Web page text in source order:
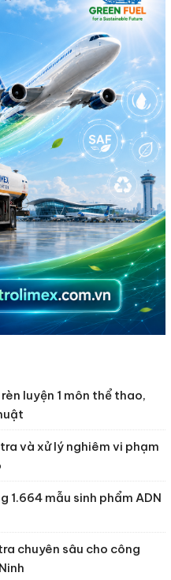
luyện 1 môn thể thao,
và xử lý nghiêm vi phạm
1.664 mẫu sinh phẩm ADN
chuyên sâu cho công